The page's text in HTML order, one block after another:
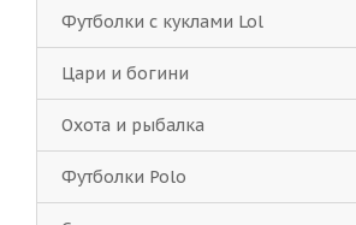
Футболки с куклами Lol
Цари и богини
Охота и рыбалка
Футболки Polo